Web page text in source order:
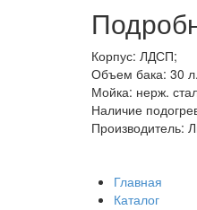
Корпус: ЛДСП;
Объем бака: 30
Мойка: нерж.
Наличие
Производитель:
Главная
Каталог